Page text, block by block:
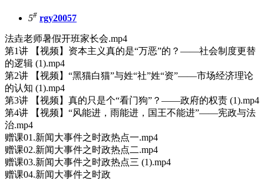
5# rgy20057
法垚老师暑假开班家长会.mp4
第1讲 【视频】资本主义真的是“万恶”的？——社会制度更替
的逻辑 (1).mp4
第2讲 【视频】“黑猫白猫”与姓“社”姓“资”——市场经济理论
的认知 (1).mp4
第3讲 【视频】真的只是个“看门狗”？——政府的权责 (1).mp4
第4讲 【视频】“风能进，雨能进，国王不能进”——宪政与法
治.mp4
赠课01.新闻大事件之时政热点一.mp4
赠课02.新闻大事件之时政热点二.mp4
赠课03.新闻大事件之时政热点三 (1).mp4
赠课04.新闻大事件之时政